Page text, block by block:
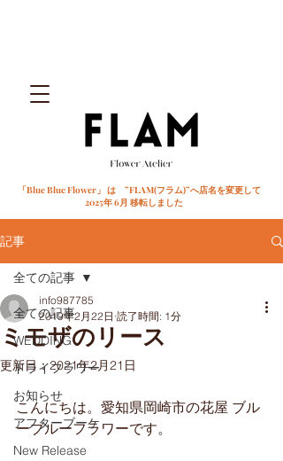
「Blue Blue Flower」 は ”FLAM(フラム)”へ店名を変更して
2025年 6月 移転しました
記事
全ての記事
WEDDING
ドライフラワー
お知らせ
アフターブーケ
New Release
全ての記事
ミモザのリース
info987785
2019年2月22日 読了時間: 1分
更新日：2021年2月21日
こんにちは。愛知県岡崎市の花屋 ブル
ーブルーフラワーです。